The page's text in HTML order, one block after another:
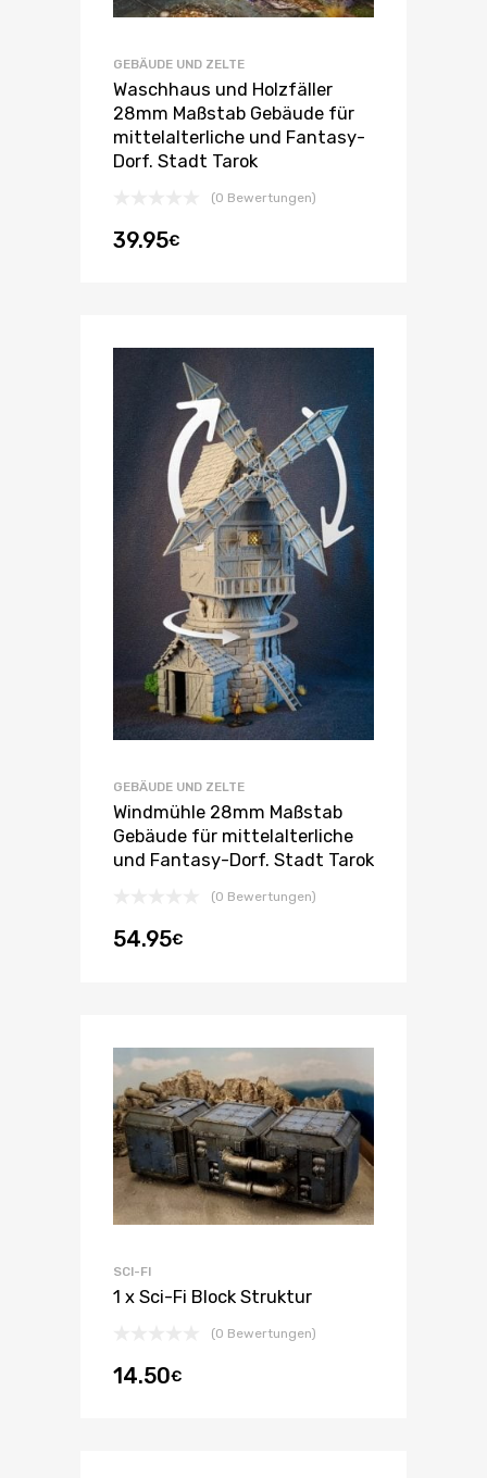
GEBÄUDE UND ZELTE
Waschhaus und Holzfäller
28mm Maßstab Gebäude für
mittelalterliche und Fantasy-
Dorf. Stadt Tarok
(0 Bewertungen)
39.95€
GEBÄUDE UND ZELTE
Windmühle 28mm Maßstab
Gebäude für mittelalterliche
und Fantasy-Dorf. Stadt Tarok
(0 Bewertungen)
54.95€
SCI-FI
1 x Sci-Fi Block Struktur
(0 Bewertungen)
14.50€